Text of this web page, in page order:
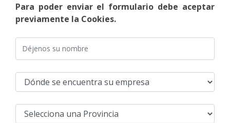
Para poder enviar el formulario debe aceptar
previamente la Cookies.